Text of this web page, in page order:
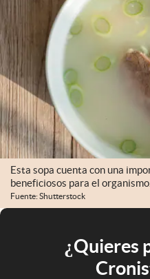
Esta sopa cuenta con una
beneficiosos para el organismo.
Fuente: Shutterstock
¿Quieres